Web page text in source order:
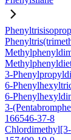
3-
6-
6-
3-
166546-37-8